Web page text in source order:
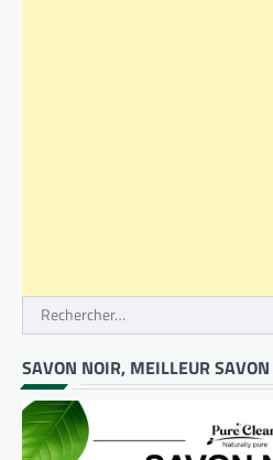
Rechercher :
SAVON NOIR, MEILLEUR